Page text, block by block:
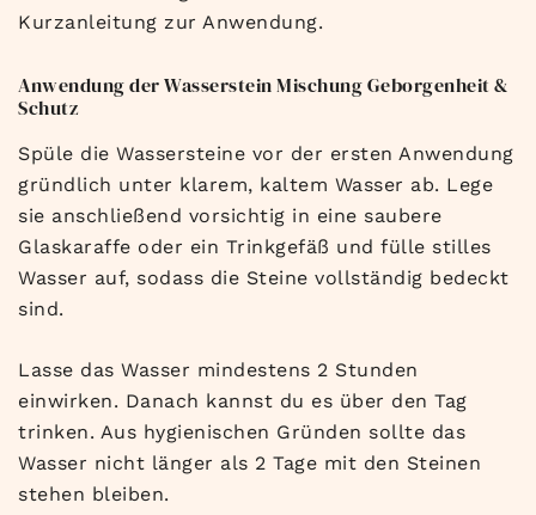
Kurzanleitung zur Anwendung.
Anwendung der Wasserstein Mischung Geborgenheit &
Schutz
Spüle die Wassersteine vor der ersten Anwendung
gründlich unter klarem, kaltem Wasser ab. Lege
sie anschließend vorsichtig in eine saubere
Glaskaraffe oder ein Trinkgefäß und fülle stilles
Wasser auf, sodass die Steine vollständig bedeckt
sind.
Lasse das Wasser mindestens 2 Stunden
einwirken. Danach kannst du es über den Tag
trinken. Aus hygienischen Gründen sollte das
Wasser nicht länger als 2 Tage mit den Steinen
stehen bleiben.